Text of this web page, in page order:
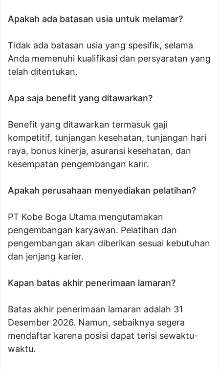
Apakah ada batasan usia untuk melamar?
Tidak ada batasan usia yang spesifik, selama
Anda memenuhi kualifikasi dan persyaratan yang
telah ditentukan.
Apa saja benefit yang ditawarkan?
Benefit yang ditawarkan termasuk gaji
kompetitif, tunjangan kesehatan, tunjangan hari
raya, bonus kinerja, asuransi kesehatan, dan
kesempatan pengembangan karir.
Apakah perusahaan menyediakan pelatihan?
PT Kobe Boga Utama mengutamakan
pengembangan karyawan. Pelatihan dan
pengembangan akan diberikan sesuai kebutuhan
dan jenjang karier.
Kapan batas akhir penerimaan lamaran?
Batas akhir penerimaan lamaran adalah 31
Desember 2026. Namun, sebaiknya segera
mendaftar karena posisi dapat terisi sewaktu-
waktu.